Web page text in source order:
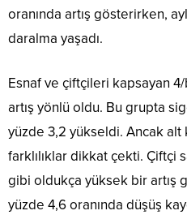
oranında artış gösterirken,
daralma yaşadı.
Esnaf ve çiftçileri kapsayan
artış yönlü oldu. Bu grupta
yüzde 3,2 yükseldi. Ancak alt
farklılıklar dikkat çekti. Çiftçi
gibi oldukça yüksek bir artış
yüzde 4,6 oranında düşüş